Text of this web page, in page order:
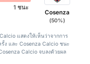
1 ชนะ
Cosenza
(50%)
แสดงให้เห็นว่าจากการ
ง และ Cosenza Calcio ชนะ
Calcio จบลงด้วยผล